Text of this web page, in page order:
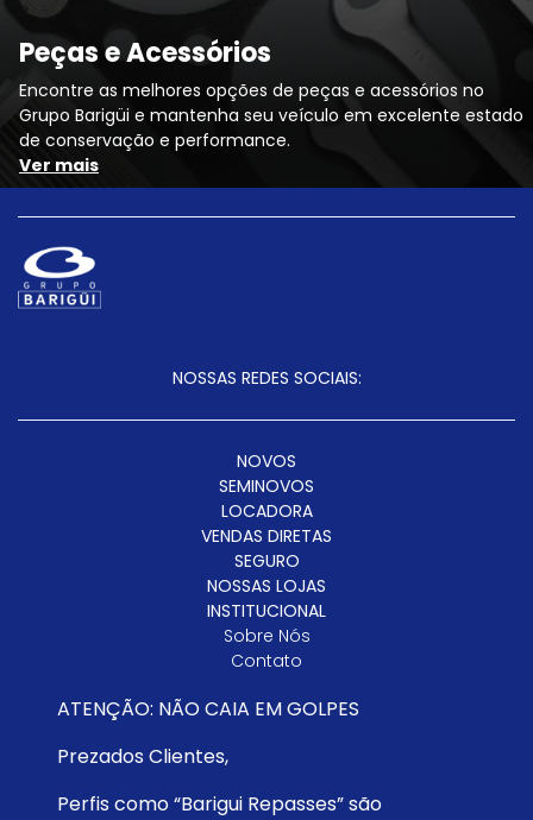
Peças e Acessórios
Encontre as melhores opções de peças e acessórios no
Grupo Barigüi e mantenha seu veículo em excelente estado
de conservação e performance.
Ver mais
ATENÇÃO: NÃO CAIA EM GOLPES
Prezados Clientes,
Perfis como “Barigui Repasses” são
NOSSAS REDES SOCIAIS:
NOVOS
SEMINOVOS
LOCADORA
VENDAS DIRETAS
SEGURO
NOSSAS LOJAS
INSTITUCIONAL
Sobre Nós
Contato
Instituto Barigüi
INSTITUTO BARIGÜI